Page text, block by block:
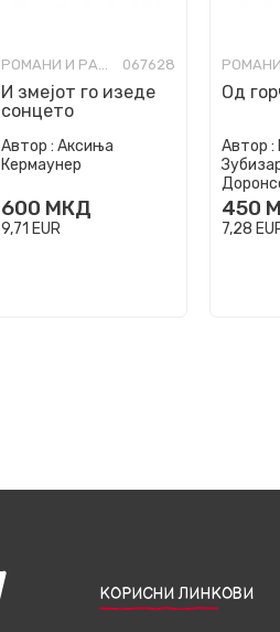
РОМАНИ И РАСКАЗИ ЗА МЛАДИ 067628
И змеjот го изеде
сонцето
Автор : Аксиња
Кермаунер
600 МКД
9,71 EUR
Од
Автор :
450
7,28
КОРИСНИ ЛИНКОВИ